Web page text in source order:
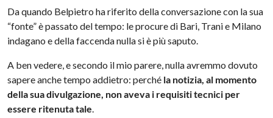
Da quando Belpietro ha riferito della conversazione con la sua
“fonte” è passato del tempo: le procure di Bari, Trani e Milano
indagano e della faccenda nulla si è più saputo.
A ben vedere, e secondo il mio parere, nulla avremmo dovuto
sapere anche tempo addietro: perché la notizia, al momento
della sua divulgazione, non aveva i requisiti tecnici per
essere ritenuta tale